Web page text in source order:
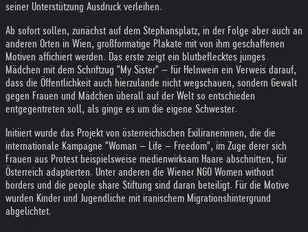
seiner Unterstützung Ausdruck verleihen.
Ab sofort sollen, zunächst auf dem Stephansplatz, in der Folge aber auch an
anderen Orten in Wien, großformatige Plakate mit von ihm geschaffenen
Motiven affichiert werden. Das erste zeigt ein blutbeflecktes junges
Mädchen mit dem Schriftzug "My Sister" – für Helnwein ein Verweis darauf,
dass die Öffentlichkeit auch hierzulande nicht wegschauen, sondern Gewalt
gegen Frauen und Mädchen überall auf der Welt so entschieden
entgegentreten soll, als ginge es um die eigene Schwester.
Initiiert wurde das Projekt von österreichischen Exiliranerinnen, die die
internationale Kampagne "Woman – Life – Freedom", im Zuge derer sich
Frauen aus Protest beispielsweise medienwirksam Haare abschnitten, für
Österreich adaptierten. Unter anderen die Wiener NGO Women without
borders und die people share Stiftung sind daran beteiligt. Für die Motive
wurden Kinder und Jugendliche mit iranischem Migrationshintergrund
abgelichtet.